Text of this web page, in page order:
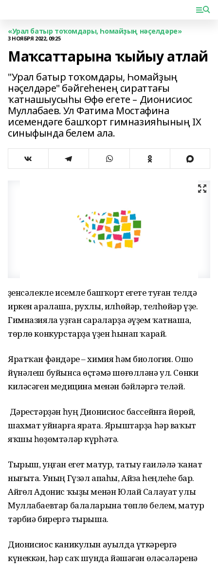
«Урал батыр тоҡомдары, Һомайҙың нәҫелдәре»
3 НОЯБРЯ 2022, 09:25
Маҡсаттарына ҡыйыу атлай
"Урал батыр тоҡомдары, Һомайҙың
нәҫелдәре" бәйгеһенең сираттағы
ҡатнашыусыһы Өфө егете – Дионисиос
Муллабаев. Ул Фатима Мостафина
исемендәге башҡорт гимназияһының IX
синыфында белем ала.
Үҙенсәлекле исемле башҡорт егете туған телдә
иркен аралаша, рухлы, илһөйәр, телһөйәр үҙе.
Гимназияла уҙған сараларҙа әүҙем ҡатнаша,
төрлө конкурстарҙа үҙен һынап ҡарай.
Яратҡан фәндәре – химия һәм биология. Ошо
йүнәлеш буйынса өҫтәмә шөғөлләнә ул. Сөнки
киләсәген медицина менән бәйләргә теләй.
Дәрестәрҙән һуң Дионисиос бассейнға йөрөй,
шахмат уйнарға ярата. Ярыштарҙа һәр ваҡыт
яҡшы һөҙөмтәләр күрһәтә.
Тырыш, уңған егет матур, татыу ғаиләлә ҡанат
нығыта. Уның Гүзәл апаһы, Айза һеңлеһе бар.
Айгөл Адонис ҡыҙы менән Юлай Салауат улы
Муллабаевтар балаларына төплө белем, матур
тәрбиә бирергә тырыша.
Дионисиос каникулын ауылда үткәрергә
күнеккән, һәр саҡ шунда йәшәгән өләсәләренә